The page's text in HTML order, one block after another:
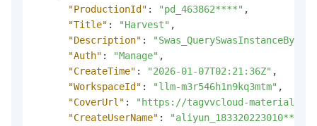
"ProductionId" : "pd_463862****" ,
"Title" : "Harvest" ,
"Description" :
"Auth" : "Manage" ,
"CreateTime" : "2026-01-07T02:21:36Z" ,
"WorkspaceId" : "llm-m3r546h1n9kq3mtm" ,
"CoverUrl" :
"https://tagvvcloud-material-
"CreateUserName" :
"aliyun_183320223010****"